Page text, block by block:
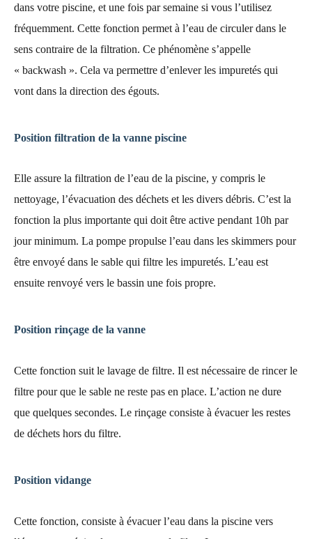
dans votre piscine, et une fois par semaine si vous l’utilisez
fréquemment. Cette fonction permet à l’eau de circuler dans le
sens contraire de la filtration. Ce phénomène s’appelle
« backwash ». Cela va permettre d’enlever les impuretés qui
vont dans la direction des égouts.
Position filtration de la vanne piscine
Elle assure la filtration de l’eau de la piscine, y compris le
nettoyage, l’évacuation des déchets et les divers débris. C’est la
fonction la plus importante qui doit être active pendant 10h par
jour minimum. La pompe propulse l’eau dans les skimmers pour
être envoyé dans le sable qui filtre les impuretés. L’eau est
ensuite renvoyé vers le bassin une fois propre.
Position rinçage de la vanne
Cette fonction suit le lavage de filtre. Il est nécessaire de rincer le
filtre pour que le sable ne reste pas en place. L’action ne dure
que quelques secondes. Le rinçage consiste à évacuer les restes
de déchets hors du filtre.
Position vidange
Cette fonction, consiste à évacuer l’eau dans la piscine vers